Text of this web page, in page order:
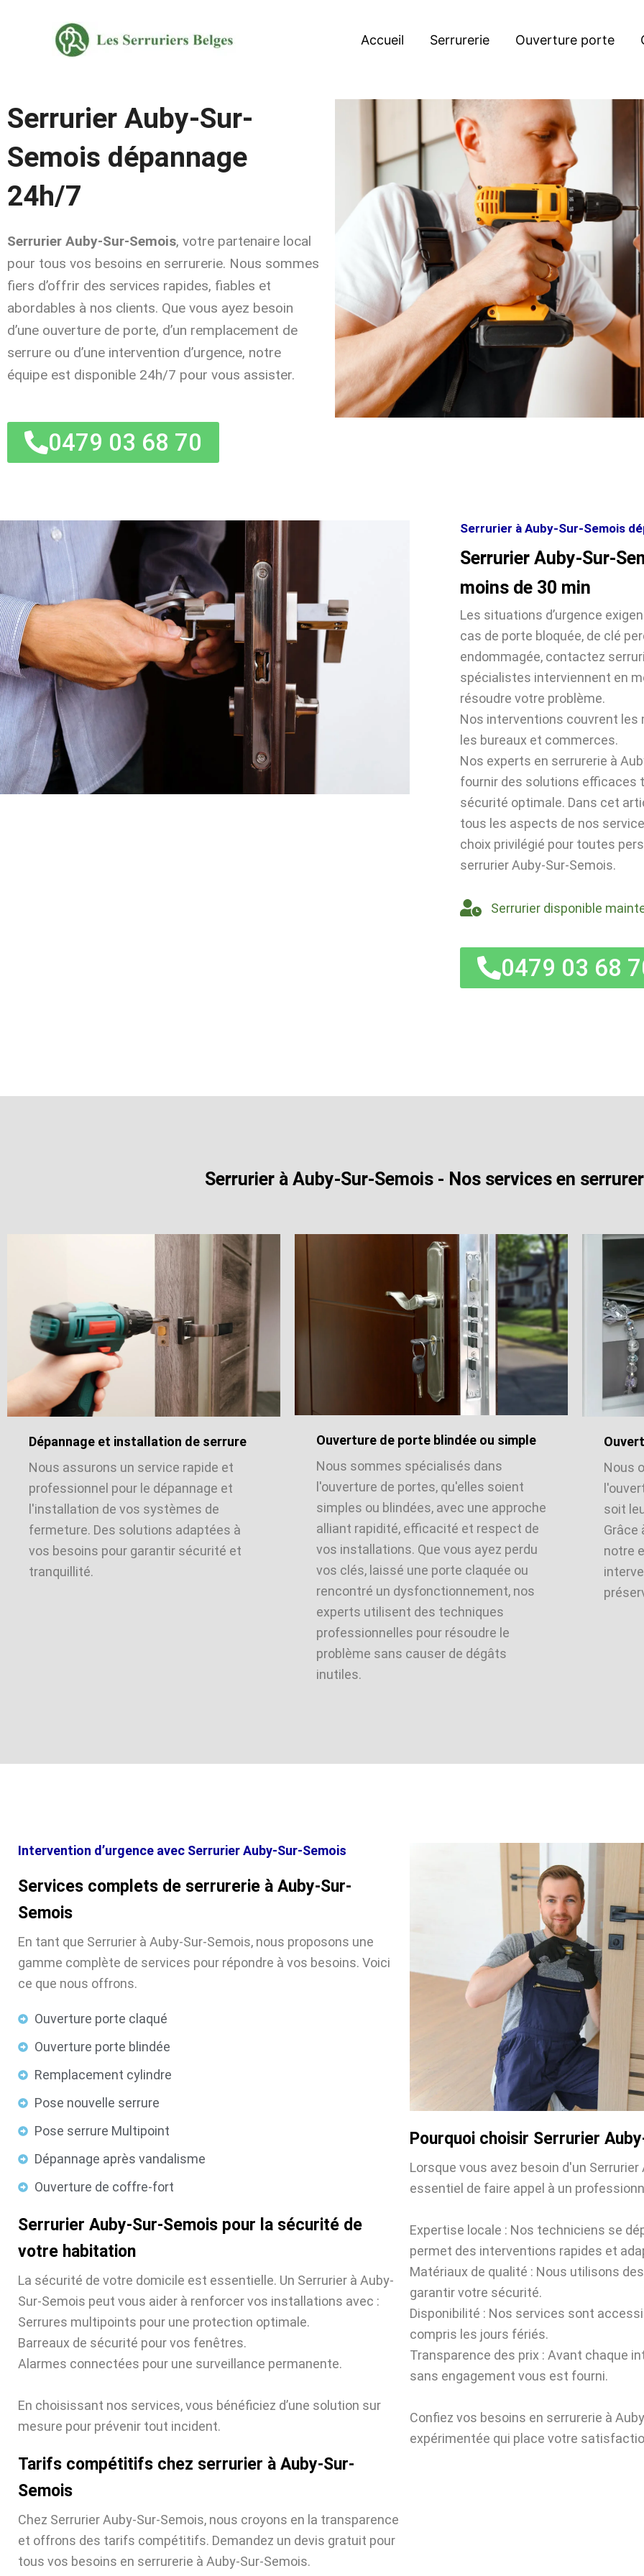
Accueil Serrurerie Ouverture porte
Serrurier Auby-Sur-
Semois dépannage
24h/7
Serrurier Auby-Sur-Semois, votre partenaire local
pour tous vos besoins en serrurerie. Nous sommes
fiers d’offrir des services rapides, fiables et
abordables à nos clients. Que vous ayez besoin
d’une ouverture de porte, d’un remplacement de
serrure ou d’une intervention d’urgence, notre
équipe est disponible 24h/7 pour vous assister.
0479 03 68 70
Serrurier à Auby-Sur-Semois
Serrurier Auby-Sur-
moins de 30 min
Les situations d’urgence
cas de porte bloquée, de clé
endommagée, contactez
spécialistes interviennent en
résoudre votre problème.
Nos interventions couvrent les
les bureaux et commerces.
Nos experts en serrurerie à
fournir des solutions efficaces
sécurité optimale. Dans cet
tous les aspects de nos
choix privilégié pour toutes
serrurier Auby-Sur-Semois.
Serrurier disponible
0479 03 68
Serrurier à Auby-Sur-Semois - Nos services en
Dépannage et installation de serrure
Nous assurons un service rapide et
professionnel pour le dépannage et
l'installation de vos systèmes de
fermeture. Des solutions adaptées à
vos besoins pour garantir sécurité et
tranquillité.
Ouverture de porte blindée ou simple
Nous sommes spécialisés dans
l'ouverture de portes, qu'elles soient
simples ou blindées, avec une approche
alliant rapidité, efficacité et respect de
vos installations. Que vous ayez perdu
vos clés, laissé une porte claquée ou
rencontré un dysfonctionnement, nos
experts utilisent des techniques
professionnelles pour résoudre le
problème sans causer de dégâts
inutiles.
Nous
soit
Grâce
notre
Intervention d’urgence avec Serrurier Auby-Sur-Semois
Services complets de serrurerie à Auby-Sur-
Semois
En tant que Serrurier à Auby-Sur-Semois, nous proposons une
gamme complète de services pour répondre à vos besoins. Voici
ce que nous offrons.
Ouverture porte claqué
Ouverture porte blindée
Remplacement cylindre
Pose nouvelle serrure
Pose serrure Multipoint
Dépannage après vandalisme
Ouverture de coffre-fort
Serrurier Auby-Sur-Semois pour la sécurité de
votre habitation
La sécurité de votre domicile est essentielle. Un Serrurier à Auby-
Sur-Semois peut vous aider à renforcer vos installations avec :
Serrures multipoints pour une protection optimale.
Barreaux de sécurité pour vos fenêtres.
Alarmes connectées pour une surveillance permanente.
En choisissant nos services, vous bénéficiez d’une solution sur
mesure pour prévenir tout incident.
Tarifs compétitifs chez serrurier à Auby-Sur-
Semois
Chez Serrurier Auby-Sur-Semois, nous croyons en la transparence
et offrons des tarifs compétitifs. Demandez un devis gratuit pour
tous vos besoins en serrurerie à Auby-Sur-Semois.
Pourquoi choisir Serrurier
Lorsque vous avez besoin d'un
essentiel de faire appel à un
Expertise locale : Nos techniciens se
permet des interventions rapides et
Matériaux de qualité : Nous utilisons
garantir votre sécurité.
Disponibilité : Nos services sont
compris les jours fériés.
Transparence des prix : Avant chaque
sans engagement vous est fourni.
Confiez vos besoins en serrurerie à
expérimentée qui place votre